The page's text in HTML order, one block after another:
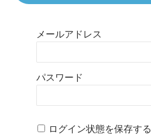
メールアドレス
パスワード
ログイン状態を保存する